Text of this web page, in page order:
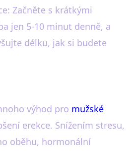
Začněte s krátkými
jen 5-10 minut denně, a
délku, jak si budete
výhod pro mužské
erekce. Snížením stresu,
oběhu, hormonální